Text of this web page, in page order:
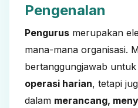
Pengenalan
Pengurus merupakan
mana-mana organisasi.
bertanggungjawab untuk
operasi harian, tetapi
dalam merancang,